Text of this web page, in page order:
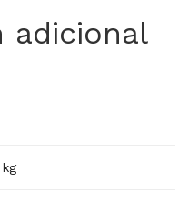
adicional